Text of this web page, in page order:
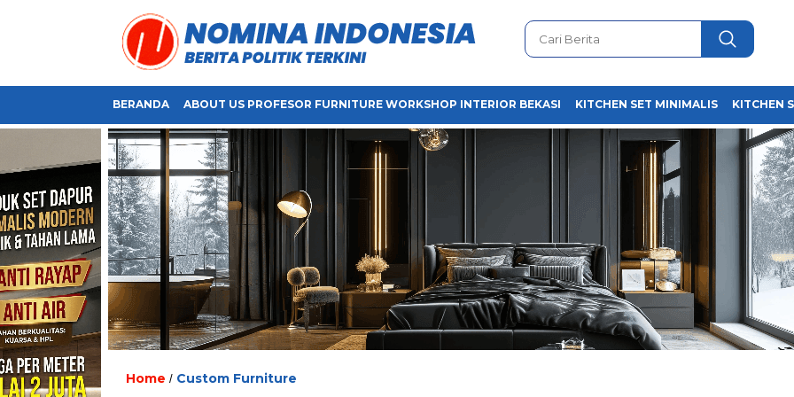
BERANDA ABOUT US PROFESOR FURNITURE WORKSHOP INTERIOR BEKASI KITCHEN SET MINIMALIS KITCHEN
Home / Custom Furniture